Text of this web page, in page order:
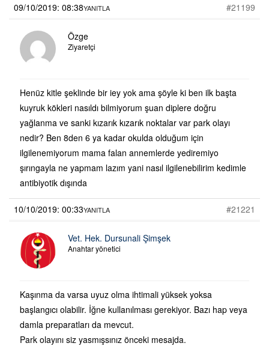
09/10/2019: 08:38 #21199
YANITLA
Özge
Ziyaretçi
Henüz kitle şeklinde bir iey yok ama şöyle ki ben ilk başta
kuyruk kökleri nasıldı bilmiyorum şuan diplere doğru
yağlanma ve sanki kızarık kızarık noktalar var park olayı
nedir? Ben 8den 6 ya kadar okulda olduğum için
ilgilenemiyorum mama falan annemlerde yediremiyo
şırıngayla ne yapmam lazım yani nasıl ilgilenebilirim kedimle
antibiyotik dışında
10/10/2019: 00:33 #21221
YANITLA
Vet. Hek. Dursunali Şimşek
Anahtar yönetici
Kaşınma da varsa uyuz olma ihtimali yüksek yoksa
başlangıcı olabilir. İğne kullanılması gerekiyor. Bazı hap veya
damla preparatları da mevcut.
Park olayını siz yasmışsınız önceki mesajda.